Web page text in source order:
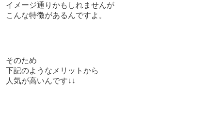
イメージ通りかもしれませんが
こんな特徴があるんですよ。
そのため
下記のようなメリットから
人気が高いんです↓↓